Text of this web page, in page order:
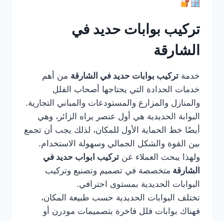
تركيب بوابات حديد في
الشارقة
خدمة تركيب بوابات حديد في الشارقة من أهم
خدمات الحدادة التي يحتاجها أصحاب الفلل
والمنازل والمزارع والمستودعات والمباني التجارية.
البوابة الحديدية هي أول عنصر يراه الزائر، وهي
أيضًا خط الحماية الأول للمكان، لذلك يجب أن تجمع
بين القوة والشكل الجمالي وسهولة الاستخدام.
ولهذا يبحث العملاء عن تركيب ابواب حديد في
الشارقة متخصصة في تصميم وتصنيع وتركيب
البوابات الحديدية بمستوى احترافي.
تختلف البوابات الحديدية حسب طبيعة المكان،
فهناك بوابات فلل فاخرة بتصميمات مودرن أو